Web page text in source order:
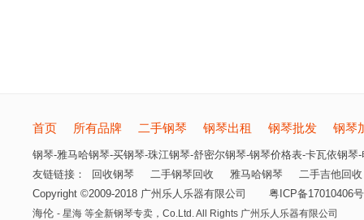
首页 所有品牌 二手钢琴 钢琴出租 钢琴批发 钢琴
钢琴-雅马哈钢琴-买钢琴-珠江钢琴-舒密尔钢琴-钢琴价格表-卡瓦依钢琴
友链链接：
回收钢琴 二手钢琴回收 雅马哈钢琴
二手吉他回收
Copyright ©2009-2018 广州乐人乐器有限公司
粤ICP备17010406
海伦 - 星海 等全新钢琴专卖， Co.Ltd. All Rights 广州乐人乐器有限公司